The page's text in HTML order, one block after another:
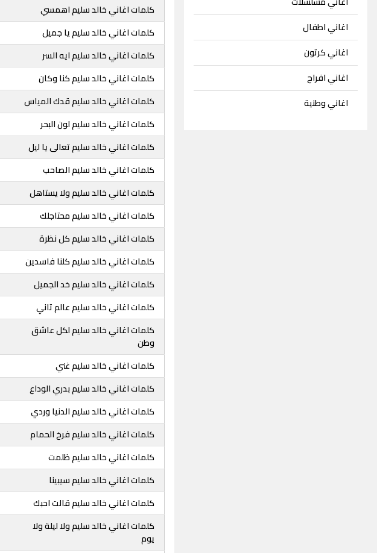
اغاني اطفال
اغاني كرتون
اغاني افراح
اغاني وطنية
كلمات اغاني خالد سليم اهمسي
كلمات اغاني خالد سليم يا جميل
كلمات اغاني خالد سليم ايه السر
كلمات اغاني خالد سليم كنا وكان
كلمات اغاني خالد سليم قدك المياس
كلمات اغاني خالد سليم لون البحر
كلمات اغاني خالد سليم تعالى يا ليل
كلمات اغاني خالد سليم الصاحب
كلمات اغاني خالد سليم ولا يستاهل
كلمات اغاني خالد سليم محتاجلك
كلمات اغاني خالد سليم كل نظرة
كلمات اغاني خالد سليم كلنا فاسدين
كلمات اغاني خالد سليم خد الجميل
كلمات اغاني خالد سليم عالم تاني
كلمات اغاني خالد سليم لكل عاشق
وطن
كلمات اغاني خالد سليم غني
كلمات اغاني خالد سليم بدري الوداع
كلمات اغاني خالد سليم الدنيا وردي
كلمات اغاني خالد سليم فرخ الحمام
كلمات اغاني خالد سليم ظلمت
كلمات اغاني خالد سليم سيبينا
كلمات اغاني خالد سليم قالت احبك
كلمات اغاني خالد سليم ولا ليلة ولا
يوم